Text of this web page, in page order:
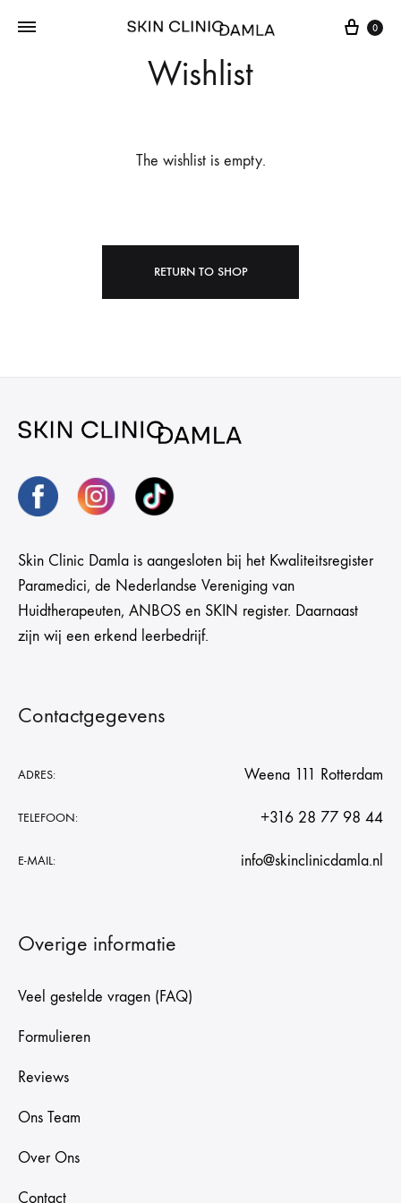
Cart
0
Wishlist
The wishlist is empty.
RETURN TO SHOP
Skin Clinic Damla is aangesloten bij het Kwaliteitsregister
Paramedici, de Nederlandse Vereniging van
Huidtherapeuten, ANBOS en SKIN register. Daarnaast
zijn wij een erkend leerbedrijf.
Contactgegevens
ADRES: Weena 111 Rotterdam
TELEFOON: +316 28 77 98 44
E-MAIL: info@skinclinicdamla.nl
Overige informatie
Veel gestelde vragen (FAQ)
Formulieren
Reviews
Ons Team
Over Ons
Contact